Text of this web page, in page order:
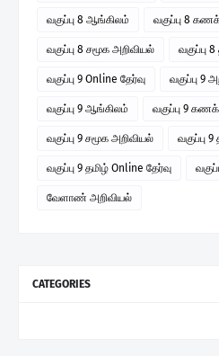
வகுப்பு 8 ஆங்கிலம் வகுப்பு 8
வகுப்பு 8 சமூக அறிவியல் வகுப்பு
வகுப்பு 9 Online தேர்வு வகுப்பு 9
வகுப்பு 9 ஆங்கிலம் வகுப்பு 9
வகுப்பு 9 சமூக அறிவியல் வகுப்பு 9
வகுப்பு 9 தமிழ் Online தேர்வு
வேளாண் அறிவியல்
CATEGORIES